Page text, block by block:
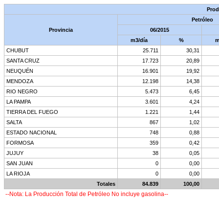
Provincia
Petróleo
06/2015
m3/día
%
Totales 84.839 100,00
CHUBUT 25.711
30,31
SANTA CRUZ
17.723
20,89
NEUQUÉN
16.901
19,92
MENDOZA
12.198
14,38
RIO NEGRO
5.473
6,45
LA PAMPA
3.601
4,24
TIERRA DEL FUEGO
1.221
1,44
SALTA
867
1,02
ESTADO NACIONAL
748
0,88
FORMOSA
359
0,42
JUJUY
38
0,05
SAN JUAN
0
0,00
LA RIOJA
0 0,00
--Nota: La Producción Total de Petróleo No incluye gasolina--